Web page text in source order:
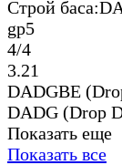
Строй баса:
gp5
4/4
3.21
DADGBE
DADG (Drop
Показать еще
Показать все